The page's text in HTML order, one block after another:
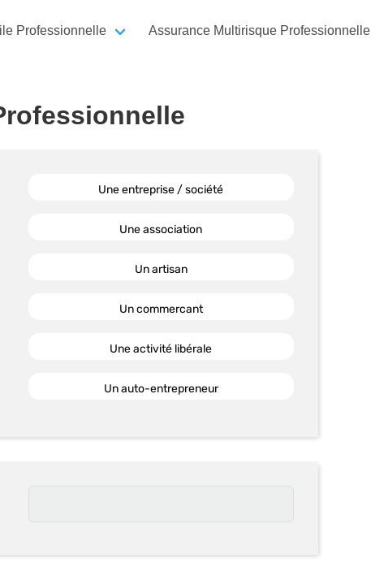
Professionnelle Assurance Multirisque Professionnelle